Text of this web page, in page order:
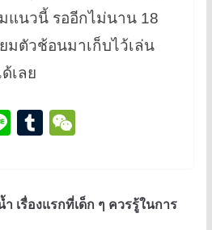
แนวนี้ รออีกไม่นาน 18
มตัวช้อนมาเก็บไว้เล่น
เลย
Li
T
bl h
เรื่องแรกที่เด็ก ๆ ควรรู้ในการ